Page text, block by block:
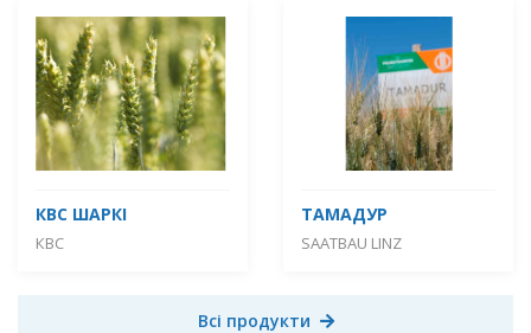
КВС ШАРКІ
КВС
ТАМАДУР
SAATBAU LINZ
Всі продукти